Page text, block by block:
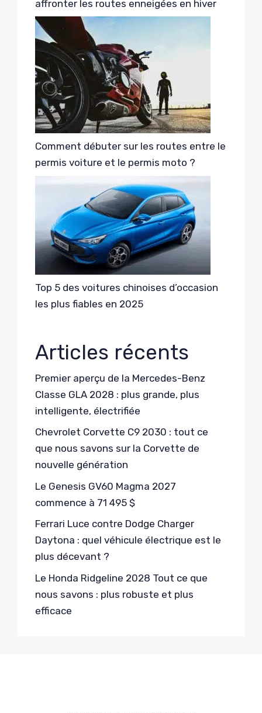
affronter les routes enneigées en hiver
Comment débuter sur les routes entre le
permis voiture et le permis moto ?
Top 5 des voitures chinoises d’occasion
les plus fiables en 2025
Articles récents
Premier aperçu de la Mercedes-Benz
Classe GLA 2028 : plus grande, plus
intelligente, électrifiée
Chevrolet Corvette C9 2030 : tout ce
que nous savons sur la Corvette de
nouvelle génération
Le Genesis GV60 Magma 2027
commence à 71 495 $
Ferrari Luce contre Dodge Charger
Daytona : quel véhicule électrique est le
plus décevant ?
Le Honda Ridgeline 2028 Tout ce que
nous savons : plus robuste et plus
efficace